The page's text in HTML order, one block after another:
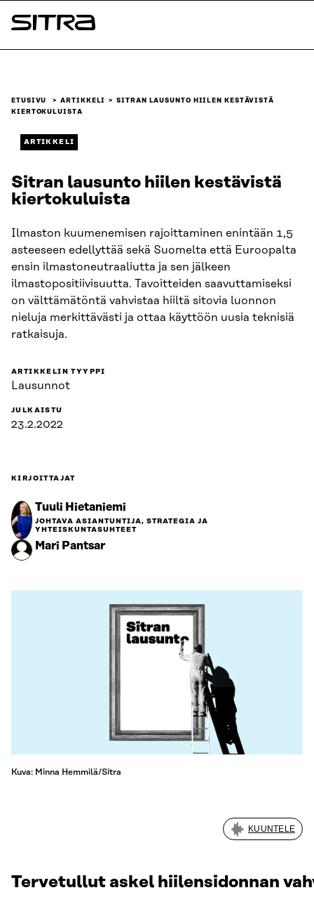
Siirry
suoraan
Sitra
ETUSIVU ARTIKKELI
SITRAN LAUSUNTO HIILEN KESTÄVISTÄ
KIERTOKULUISTA
ARTIKKELI
Sitran lausunto hiilen kestävistä
kiertokuluista
Ilmaston kuumenemisen rajoittaminen enintään 1,5
asteeseen edellyttää sekä Suomelta että Euroopalta
ensin ilmastoneutraaliutta ja sen jälkeen
ilmastopositiivisuutta. Tavoitteiden saavuttamiseksi
on välttämätöntä vahvistaa hiiltä sitovia luonnon
nieluja merkittävästi ja ottaa käyttöön uusia teknisiä
ratkaisuja.
ARTIKKELIN TYYPPI
Lausunnot
JULKAISTU
23.2.2022
KIRJOITTAJAT
Tuuli Hietaniemi
JOHTAVA ASIANTUNTIJA, STRATEGIA JA
YHTEISKUNTASUHTEET
Mari Pantsar
Kuva: Minna Hemmilä/Sitra
KUUNTELE
Tervetullut askel hiilensidonnan